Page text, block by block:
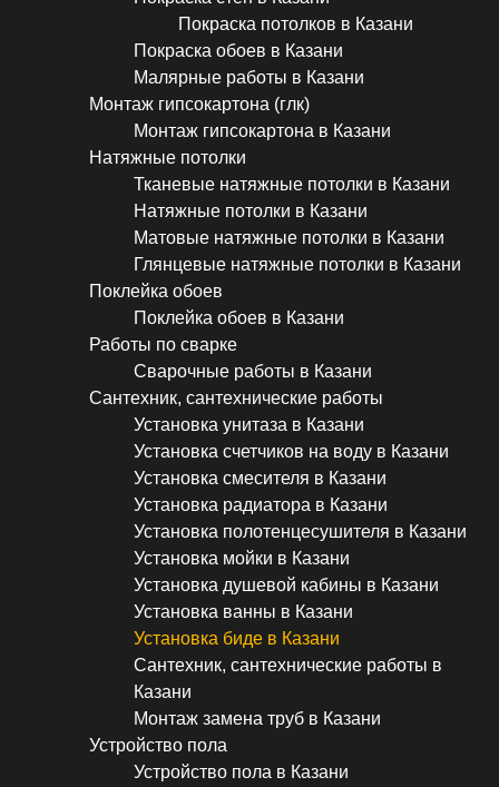
Покраска потолков в Казани
Покраска обоев в Казани
Малярные работы в Казани
Монтаж гипсокартона (глк)
Монтаж гипсокартона в Казани
Натяжные потолки
Тканевые натяжные потолки в Казани
Натяжные потолки в Казани
Матовые натяжные потолки в Казани
Глянцевые натяжные потолки в Казани
Поклейка обоев
Поклейка обоев в Казани
Работы по сварке
Сварочные работы в Казани
Сантехник, сантехнические работы
Установка унитаза в Казани
Установка счетчиков на воду в Казани
Установка смесителя в Казани
Установка радиатора в Казани
Установка полотенцесушителя в Казани
Установка мойки в Казани
Установка душевой кабины в Казани
Установка ванны в Казани
Установка биде в Казани
Сантехник, сантехнические работы в
Казани
Монтаж замена труб в Казани
Устройство пола
Устройство пола в Казани